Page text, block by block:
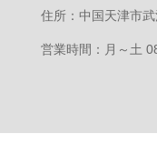
住所：中国天津市
営業時間：月～土